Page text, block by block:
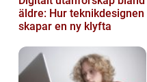
äldre: Hur teknikdesignen
skapar en ny klyfta